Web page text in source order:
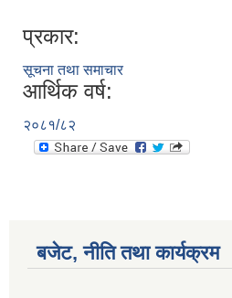
प्रकार:
सूचना तथा समाचार
आर्थिक वर्ष:
२०८१/८२
बजेट, नीति तथा कार्यक्रम